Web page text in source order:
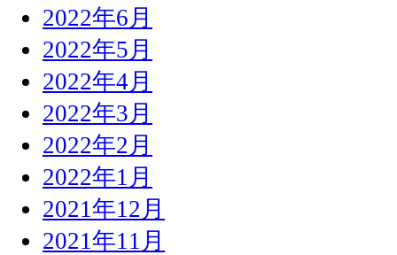
2022年6月
2022年5月
2022年4月
2022年3月
2022年2月
2022年1月
2021年12月
2021年11月